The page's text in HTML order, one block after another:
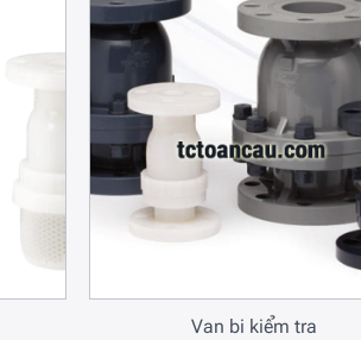
Van bi kiểm tra